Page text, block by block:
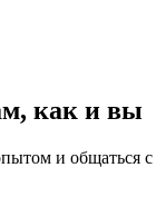
как и вы
и общаться